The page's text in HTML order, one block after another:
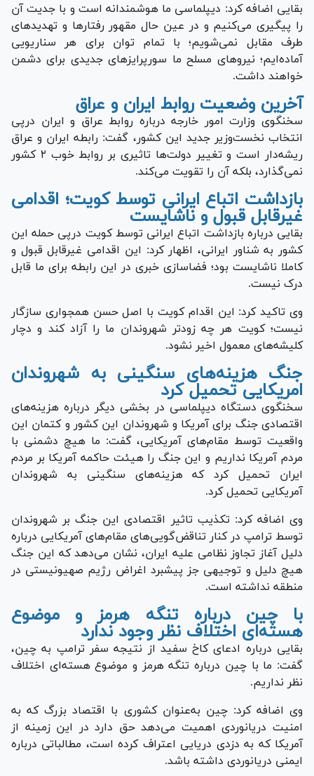
بقایی اضافه کرد: دیپلماسی ما هوشمندانه است و با جدیت آن
را پیگیری می‌کنیم و در عین حال مقهور رفتارها و تهدیدهای
طرف مقابل نمی‌شویم؛ با تمام توان برای هر سناریویی
آماده‌ایم؛ نیروهای مسلح ما سورپرایزهای جدیدی برای دشمن
خواهند داشت.
آخرین وضعیت روابط ایران و عراق
سخنگوی وزارت امور خارجه درباره روابط عراق و ایران درپی
انتخاب نخست‌وزیر جدید این کشور، گفت: رابطه ایران و عراق
ریشه‌دار است و تغییر دولت‌ها تاثیری بر روابط خوب ۲ کشور
نمی‌گذارد، بلکه آن را تقویت می‌کند.
بازداشت اتباع ایرانی توسط کویت؛ اقدامی
غیرقابل قبول و ناشایست
بقایی درباره بازداشت اتباع ایرانی توسط کویت درپی حمله این
کشور به شناور ایرانی، اظهار کرد: این اقدامی غیرقابل قبول و
کاملا ناشایست بود؛ فضاسازی خبری در این رابطه برای ما قابل
درک نیست.
وی تاکید کرد: این اقدام کویت با اصل حسن همجواری سازگار
نیست؛ کویت هر چه زودتر شهروندان ما را آزاد کند و دچار
کلیشه‌‌های معمول اخیر نشود.
جنگ هزینه‌های سنگینی به شهروندان
امریکایی تحمیل کرد
سخنگوی دستگاه دیپلماسی در بخشی دیگر درباره هزینه‌های
اقتصادی جنگ برای آمریکا و شهروندان این کشور و کتمان این
واقعیت توسط مقام‌های آمریکایی، گفت: ما هیچ دشمنی با
مردم آمریکا نداریم و این جنگ را هیئت حاکمه آمریکا بر مردم
ایران تحمیل کرد که هزینه‌های سنگینی به شهروندان
آمریکایی تحمیل کرد.
وی اضافه کرد: تکذیب تاثیر اقتصادی این جنگ بر شهروندان
توسط ترامپ در کنار تناقض‌گویی‌های مقام‌های آمریکایی درباره
دلیل آغاز تجاوز نظامی علیه ایران، نشان می‌دهد که این جنگ
هیچ دلیل و توجیهی جز پیشبرد اغراض رژیم صهیونیستی در
منطقه نداشته است.
با چین درباره تنگه هرمز و موضوع
هسته‌ای اختلاف نظر وجود ندارد
بقایی درباره ادعای کاخ سفید از نتیجه سفر ترامپ به چین،
گفت: ما با چین درباره تنگه هرمز و موضوع هسته‌ای اختلاف
نظر نداریم.
وی اضافه کرد: چین به‌عنوان کشوری با اقتصاد بزرگ که به
امنیت دریانوردی اهمیت می‌دهد حق دارد در این زمینه از
آمریکا که به دزدی دریایی اعتراف کرده است، مطالباتی درباره
ایمنی دریانوردی داشته باشد.